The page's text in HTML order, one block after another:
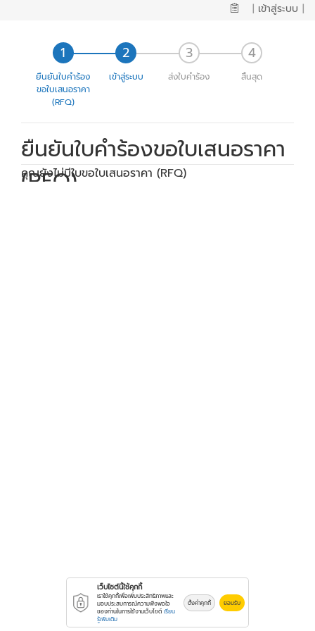
| เข้าสู่ระบบ |
ยืนยันใบคำร้อง
ขอใบเสนอราคา
(RFQ)
เข้าสู่ระบบ ส่งใบคำร้อง สิ้นสุด
ยืนยันใบคำร้องขอใบเสนอราคา
(RFQ)
คุณยังไม่มีใบขอใบเสนอราคา (RFQ)
เว็บไซต์นี้ใช้คุกกี้
เราใช้คุกกี้เพื่อเพิ่มประสิทธิภาพและ
มอบประสบการณ์ความพึงพอใจ
ของท่านในการใช้งานเว็บไซต์ เรียน
รู้เพิ่มเติม
ตั้งค่าคุกกี้ ยอมรับ